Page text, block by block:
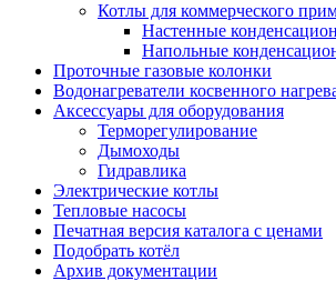
Котлы для коммерческого
Настенные
Напольные
Проточные газовые колонки
Водонагреватели косвенного
Аксессуары для оборудования
Терморегулирование
Дымоходы
Гидравлика
Электрические котлы
Тепловые насосы
Печатная версия каталога с ценами
Подобрать котёл
Архив документации